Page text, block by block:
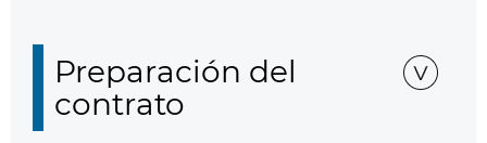
Preparación del
contrato